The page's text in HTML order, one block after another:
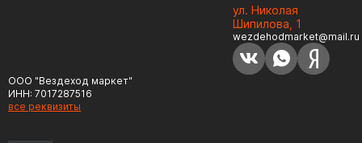
ООО "Вездеход маркет"
ИНН: 7017287516
все реквизиты
ул. Николая
Шипилова, 1
wezdehodmarket@mail.ru